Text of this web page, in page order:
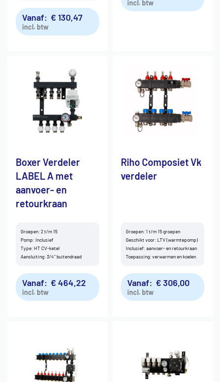
Vanaf: €130,47
incl. btw
incl. btw
Boxer Verdeler
LABEL A met
aanvoer- en
retourkraan
Groepen: 2 t/m 15
Pomp: Inclusief
Type: HT CV-ketel
Aansluiting: 3/4″ buitendraad
Vanaf: €464,22
incl. btw
Riho Composiet Vk
verdeler
Groepen: 1 t/m 15 groepen
Geschikt voor: LTV (warmtepomp)
Inclusief: aanvoer- en retourkraan
Toepassing: verwarmen en koelen
Vanaf: €306,00
incl. btw